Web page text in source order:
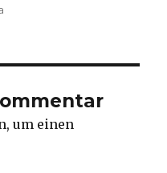
um einen